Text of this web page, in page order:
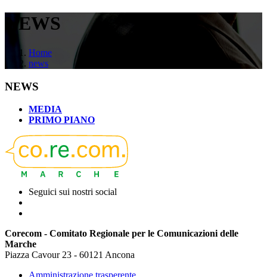
NEWS
Home
news
NEWS
MEDIA
PRIMO PIANO
Seguici sui nostri social
Corecom - Comitato Regionale per le Comunicazioni delle
Marche
Piazza Cavour 23 - 60121 Ancona